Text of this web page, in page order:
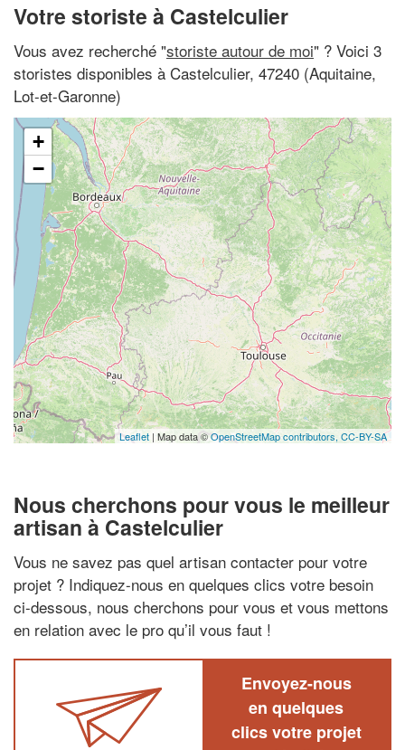
Votre storiste à Castelculier
Vous avez recherché "storiste autour de moi" ? Voici 3
storistes disponibles à Castelculier, 47240 (Aquitaine,
Lot-et-Garonne)
+
−
Leaflet | Map data ©OpenStreetMap contributors, CC-BY-SA
Nous cherchons pour vous le meilleur
artisan à Castelculier
Vous ne savez pas quel artisan contacter pour votre
projet ? Indiquez-nous en quelques clics votre besoin
ci-dessous, nous cherchons pour vous et vous mettons
en relation avec le pro qu’il vous faut !
Envoyez-nous
en quelques
clics votre projet